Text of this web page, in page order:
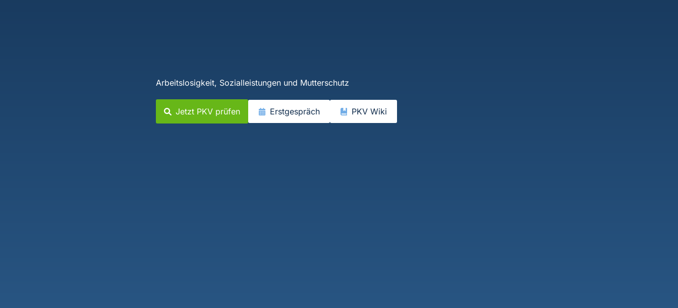
Arbeitslosigkeit, Sozialleistungen und Mutterschutz
Jetzt PKV prüfen Erstgespräch PKV Wiki